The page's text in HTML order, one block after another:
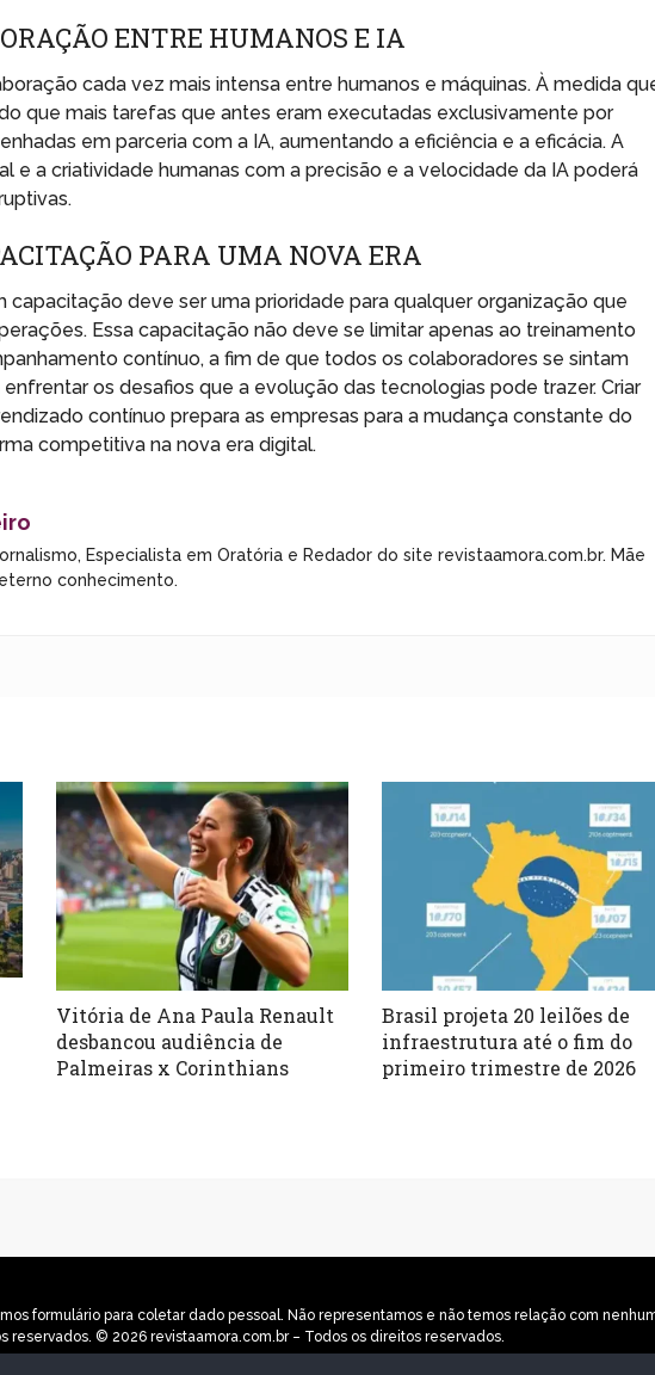
ENTRE HUMANOS E IA
cada vez mais intensa entre humanos e máquinas. À medida
que mais tarefas que antes eram executadas exclusivamente por
em parceria com a IA, aumentando a eficiência e a eficácia. A
e a criatividade humanas com a precisão e a velocidade da IA poderá
PARA UMA NOVA ERA
capacitação deve ser uma prioridade para qualquer organização que
Essa capacitação não deve se limitar apenas ao treinamento
contínuo, a fim de que todos os colaboradores se sintam
os desafios que a evolução das tecnologias pode trazer. Criar
contínuo prepara as empresas para a mudança constante do
competitiva na nova era digital.
Especialista em Oratória e Redador do site revistaamora.com.br. Mãe
conhecimento.
Vitória de Ana Paula Renault
desbancou audiência de
Palmeiras x Corinthians
Brasil projeta 20 leilões de
infraestrutura até o fim do
primeiro trimestre de 2026
formulário para coletar dado pessoal. Não representamos e não temos relação com
reservados. © 2026 revistaamora.com.br – Todos os direitos reservados.